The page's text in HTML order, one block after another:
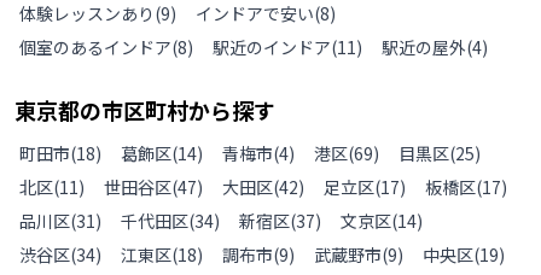
体験レッスンあり (9) インドアで安い(8)
個室のあるインドア(8) 駅近のインドア(11) 駅近の屋外(4)
東京都の市区町村から探す
町田市(18) 葛飾区(14) 青梅市(4) 港区(69) 目黒区(25)
北区(11) 世田谷区(47) 大田区(42) 足立区(17) 板橋区(17)
品川区(31) 千代田区(34) 新宿区(37) 文京区(14)
渋谷区(34) 江東区(18) 調布市(9) 武蔵野市(9) 中央区(19)